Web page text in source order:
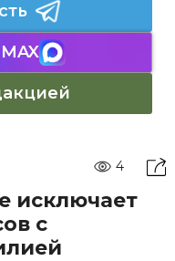
4
исключает
с